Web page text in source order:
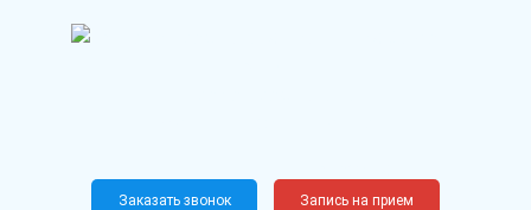
Новослободская, 62, к12
Заказать звонок Запись на прием